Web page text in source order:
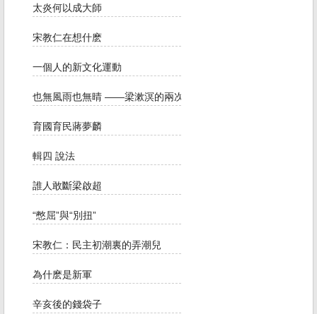
太炎何以成大師
宋教仁在想什麽
一個人的新文化運動
也無風雨也無晴 ——梁漱溟的兩次婚姻
育國育民蔣夢麟
輯四 說法
誰人敢斷梁啟超
“憋屈”與“別扭”
宋教仁：民主初潮裏的弄潮兒
為什麽是新軍
辛亥後的錢袋子